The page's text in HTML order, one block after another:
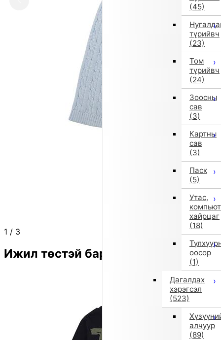
(45)
түрийвч
(23)
Том
түрийвч
(24)
Зоосны
сав
(3)
Картны
сав
(3)
Паск
(5)
Утас,
хайрцаг
(18)
оосор
(1)
Дагалдах
хэрэгсэл
(523)
алчуур
(89)
1 / 3
Ижил төстэй бараа